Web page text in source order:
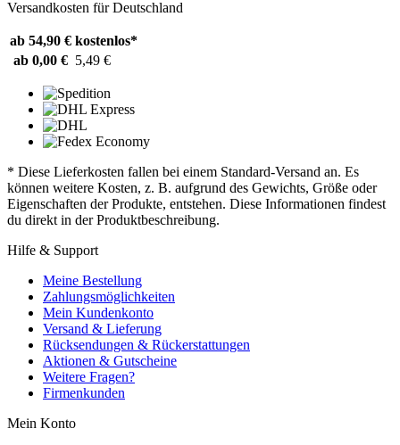
Versandkosten für Deutschland
ab 54,90 € kostenlos*
ab 0,00 € 5,49 €
* Diese Lieferkosten fallen bei einem Standard-Versand an. Es
können weitere Kosten, z. B. aufgrund des Gewichts, Größe oder
Eigenschaften der Produkte, entstehen. Diese Informationen findest
du direkt in der Produktbeschreibung.
Hilfe & Support
Meine Bestellung
Zahlungsmöglichkeiten
Mein Kundenkonto
Versand & Lieferung
Rücksendungen & Rückerstattungen
Aktionen & Gutscheine
Weitere Fragen?
Firmenkunden
Mein Konto